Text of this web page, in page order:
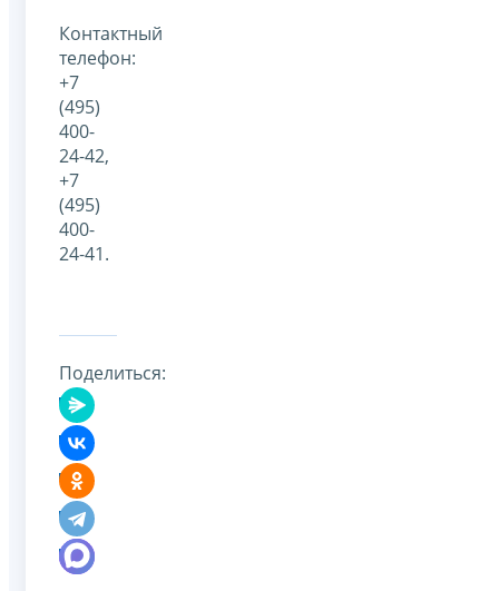
Контактный
телефон:
+7
(495)
400-
24-42,
+7
(495)
400-
24-41.
Поделиться: